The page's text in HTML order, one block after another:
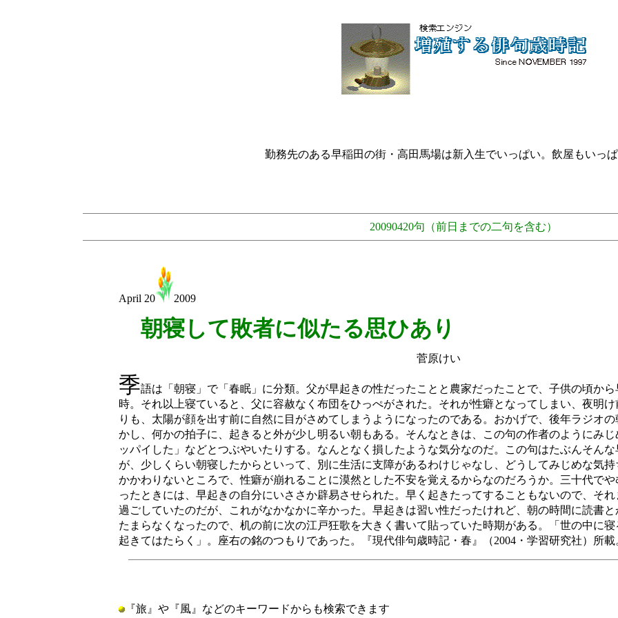
勤務先のある早稲田の街・高田馬場は新入生でいっぱい。飲屋もいっ
20090420句（前日までの二句を含む）
April 20 2009
朝寝して敗者に似たる思ひあり
菅原けい
季語は「朝寝」で「春眠」に分類。父が早起きの性だったことと農家だったことで、子供の頃か
時。それ以上寝ていると、父に容赦なく布団をひっぺがされた。それが性癖となってしまい、夜明
りも、太陽が顔を出す前に自然に目がさめてしまうようになったのである。おかげで、後年ラジオ
かし、何かの拍子に、起きると外が少し明るい朝もある。そんなときは、この句の作者のようにみ
ッパイした」などとつぶやいたりする。なんとなく損したような気分なのだ。この句はたぶんそん
が、少しくらい朝寝したからといって、別に生活に支障があるわけじゃなし、どうしてみじめな気
かかわりないところで、性癖が崩れることに漠然とした不安を覚えるからなのだろうか。三十代で
ったときには、早起きの自分にいささか辟易させられた。早く起きたってすることもないので、そ
過ごしていたのだが、これがなかなかに辛かった。早起きは習い性だったけれど、朝の時間に読書
たまらなくなったので、机の前に次の江戸狂歌を大きく書いて貼っていた時期がある。「世の中に
起きてはたらく」。座右の銘のつもりであった。『現代俳句歳時記・春』（2004・学習研究社）所
『旅』や『風』などのキーワードからも検索できます